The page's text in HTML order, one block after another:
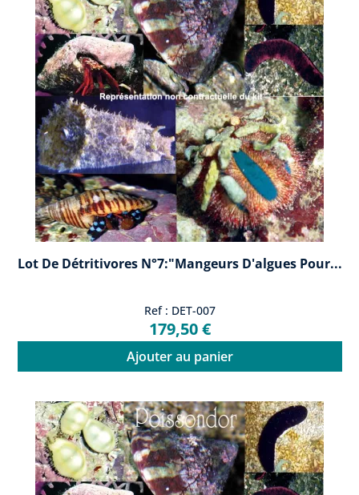
Lot De Détritivores N°7:"Mangeurs D'algues Pour...
Ref : DET-007
179,50 €
Ajouter au panier